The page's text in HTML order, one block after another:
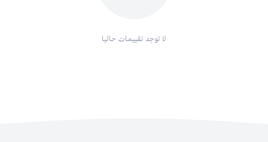
لا توجد تقييمات حاليا